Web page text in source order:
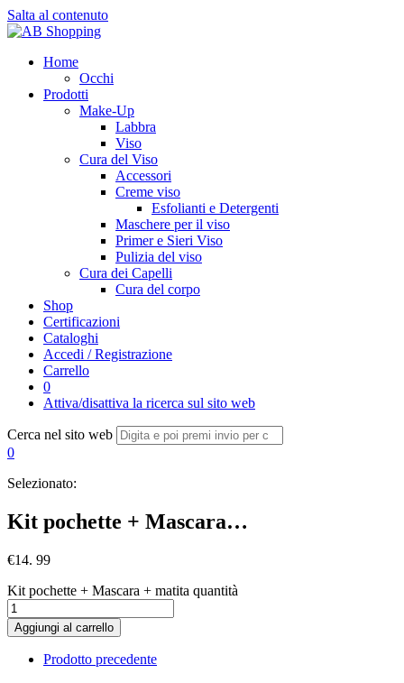
Salta al contenuto
Home
Occhi
Prodotti
Make-Up
Labbra
Viso
Cura del Viso
Accessori
Creme viso
Esfolianti e Detergenti
Maschere per il viso
Primer e Sieri Viso
Pulizia del viso
Cura dei Capelli
Cura del corpo
Shop
Certificazioni
Cataloghi
Accedi / Registrazione
Carrello
0
Attiva/disattiva la ricerca sul sito web
Cerca nel sito web
0
Selezionato:
Kit pochette + Mascara…
€14. 99
Kit pochette + Mascara + matita quantità
Aggiungi al carrello
Prodotto precedente